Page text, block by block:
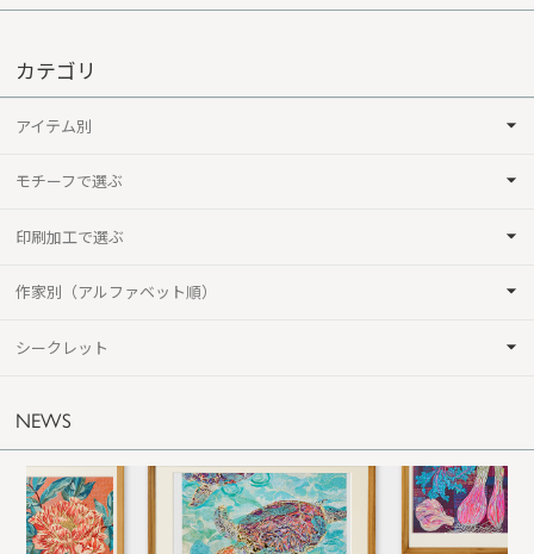
カテゴリ
アイテム別
モチーフで選ぶ
印刷加工で選ぶ
作家別（アルファベット順）
シークレット
NEWS